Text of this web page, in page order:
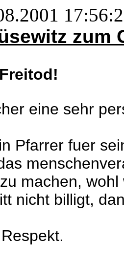
zum
eine sehr
Pfarrer fuer
machen,
nicht billigt,